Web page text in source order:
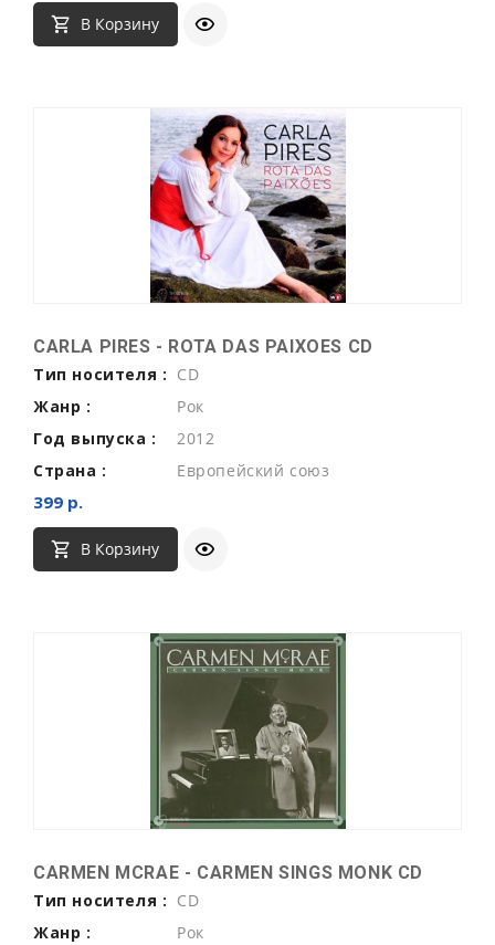
В Корзину
CARLA PIRES - ROTA DAS PAIXOES CD
Тип носителя : CD
Жанр :
Рок
Год выпуска :
2012
Страна :
Европейский союз
399 р.
В Корзину
CARMEN MCRAE - CARMEN SINGS MONK CD
Тип носителя : CD
Жанр :
Рок